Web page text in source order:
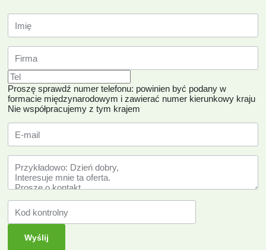
Proszę sprawdź numer telefonu: powinien być podany w
formacie międzynarodowym i zawierać numer kierunkowy kraju
Nie współpracujemy z tym krajem